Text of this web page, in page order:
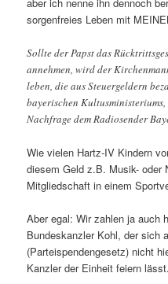
aber ich nenne ihn dennoch
sorgenfreies Leben mit
Sollte der Papst das
annehmen, wird der
leben, die aus Steuergeldern
bayerischen
Nachfrage dem Radiosender
Wie vielen Hartz-IV Kindern
diesem Geld z.B. Musik- oder
Mitgliedschaft in einem
Aber egal: Wir zahlen ja auch
Bundeskanzler Kohl, der sich
(Parteispendengesetz) nicht
Kanzler der Einheit feiern lässt.